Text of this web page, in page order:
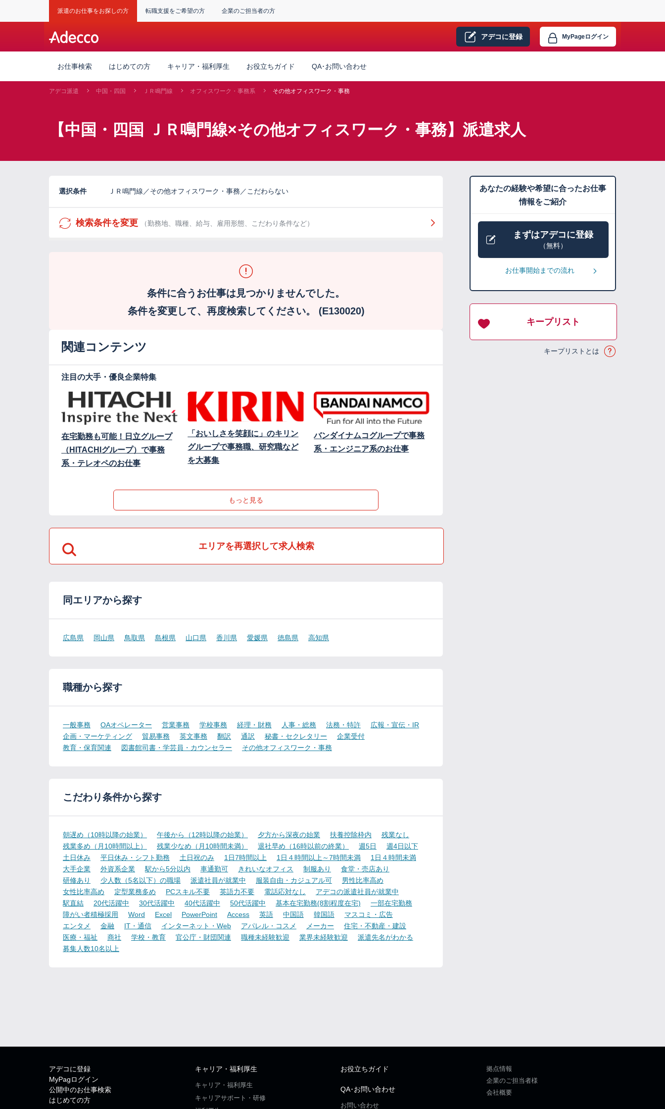
派遣のお仕事をお探しの方 転職支援をご希望の方 企業のご担当者の方
アデコに登録 MyPageログイン
お仕事検索 はじめての方 キャリア・福利厚生 お役立ちガイド QA･お問い合わせ
アデコ派遣 中国・四国 ＪＲ鳴門線 オフィスワーク・事務系 その他オフィスワーク・事務
【中国・四国 ＪＲ鳴門線×その他オフィスワーク・事務】派遣求人
選択条件 ＪＲ鳴門線／その他オフィスワーク・事務／こだわらない
検索条件を変更 （勤務地、職種、給与、雇用形態、こだわり条件など）
条件に合うお仕事は見つかりませんでした。
条件を変更して、再度検索してください。 (E130020)
関連コンテンツ
注目の大手・優良企業特集
在宅勤務も可能！日立グループ
（HITACHIグループ）で事務
系・テレオペのお仕事
「おいしさを笑顔に」のキリン
グループで事務職、研究職など
を大募集
バンダイナムコグループで事務
系・エンジニア系のお仕事
もっと見る
エリアを再選択して求人検索
同エリアから探す
広島県 岡山県 鳥取県 島根県 山口県 香川県 愛媛県 徳島県 高知県
職種から探す
一般事務 OAオペレーター 営業事務 学校事務 経理・財務 人事・総務 法務・特許
広報・宣伝・IR
企画・マーケティング
貿易事務 英文事務 翻訳 通訳 秘書・セクレタリー
企業受付
教育・保育関連
図書館司書・学芸員・カウンセラー その他オフィスワーク・事務
こだわり条件から探す
朝遅め（10時以降の始業） 午後から（12時以降の始業） 夕方から深夜の始業 扶養控除枠内
残業なし
残業多め（月10時間以上）
残業少なめ（月10時間未満） 退社早め（16時以前の終業） 週5日
週4日以下
土日休み
平日休み・シフト勤務 土日祝のみ 1日7時間以上 1日４時間以上～7時間未満
1日４時間未満
大手企業
外資系企業 駅から5分以内 車通勤可 きれいなオフィス 制服あり
食堂・売店あり
研修あり
少人数（5名以下）の職場 派遣社員が就業中 服装自由・カジュアル可
男性比率高め
女性比率高め
定型業務多め PCスキル不要 英語力不要 電話応対なし
アデコの派遣社員が就業中
駅直結
20代活躍中 30代活躍中 40代活躍中 50代活躍中 基本在宅勤務(8割程度在宅)
一部在宅勤務
障がい者積極採用
Word Excel PowerPoint Access 英語 中国語 韓国語
マスコミ・広告
エンタメ
金融 IT・通信 インターネット・Web アパレル・コスメ メーカー
住宅・不動産・建設
医療・福祉
商社 学校・教育 官公庁・財団関連 職種未経験歓迎 業界未経験歓迎
派遣先名がわかる
募集人数10名以上
あなたの経験や希望に合ったお仕事
情報をご紹介
まずはアデコに登録
（無料）
お仕事開始までの流れ
キープリスト
キープリストとは
アデコに登録
MyPagログイン
公開中のお仕事検索
はじめての方
キャリア・福利厚生
キャリア・福利厚生
キャリアサポート・研修
お役立ちガイド
QA･お問い合わせ
お問い合わせ
拠点情報
企業のご担当者様
会社概要